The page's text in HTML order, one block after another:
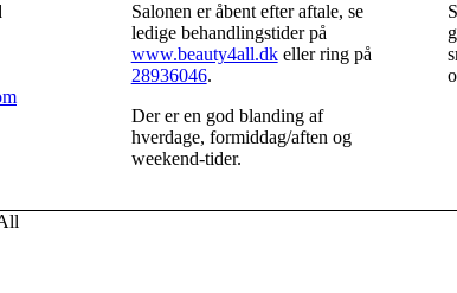
Salonen er åbent efter aftale, se
ledige behandlingstider på
www.beauty4all.dkeller ring på
28936046.
Der er en god blanding af
hverdage, formiddag/aften og
weekend-tider.